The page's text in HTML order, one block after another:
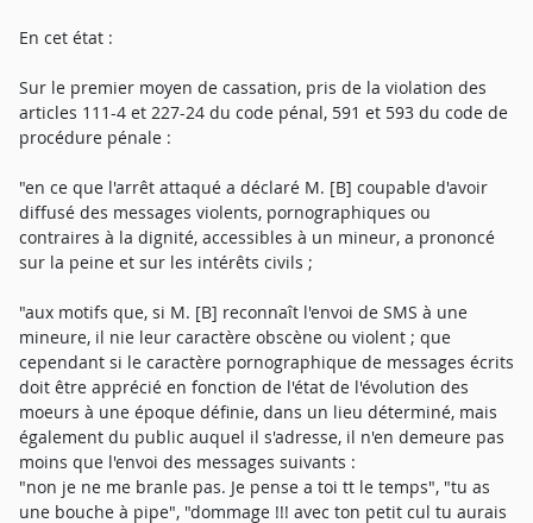
En cet état :
Sur le premier moyen de cassation, pris de la violation des
articles 111-4 et 227-24 du code pénal, 591 et 593 du code de
procédure pénale :
"en ce que l'arrêt attaqué a déclaré M. [B] coupable d'avoir
diffusé des messages violents, pornographiques ou
contraires à la dignité, accessibles à un mineur, a prononcé
sur la peine et sur les intérêts civils ;
"aux motifs que, si M. [B] reconnaît l'envoi de SMS à une
mineure, il nie leur caractère obscène ou violent ; que
cependant si le caractère pornographique de messages écrits
doit être apprécié en fonction de l'état de l'évolution des
moeurs à une époque définie, dans un lieu déterminé, mais
également du public auquel il s'adresse, il n'en demeure pas
moins que l'envoi des messages suivants :
"non je ne me branle pas. Je pense a toi tt le temps", "tu as
une bouche à pipe", "dommage !!! avec ton petit cul tu aurais